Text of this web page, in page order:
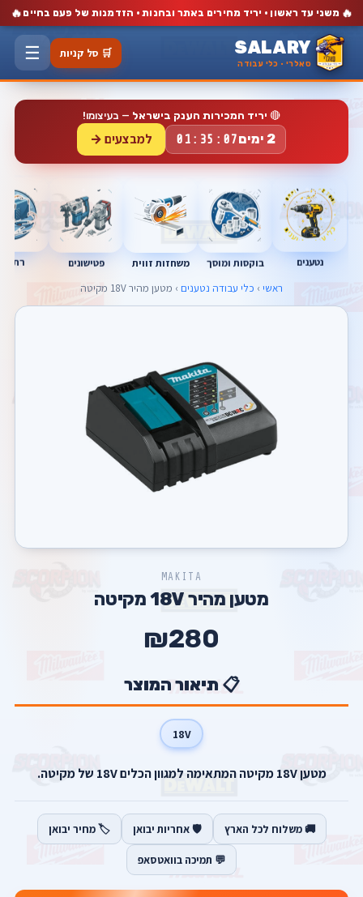
🔥 משני עד ראשון · יריד מחירים באתר ובחנות · הזדמנות של פעם בחיים 🔥
SALARY
סאלרי · כלי עבודה
🛒 סל קניות ☰
🔴 יריד המכירות הענק בישראל — בעיצומו!
2 ימים 01:35:06 למבצעים →
נטענים בוקסות ומוסך משחזות זווית פטישונים
ראשי › כלי עבודה נטענים › מטען מהיר 18V מקיטה
MAKITA
מטען מהיר 18V מקיטה
₪280
📋 תיאור המוצר
18V
מטען 18V מקיטה המתאימה למגוון הכלים 18V של מקיטה.
🚚 משלוח לכל הארץ 🛡️ אחריות יבואן 🏷️ מחיר יבואן
💬 תמיכה בוואטסאפ